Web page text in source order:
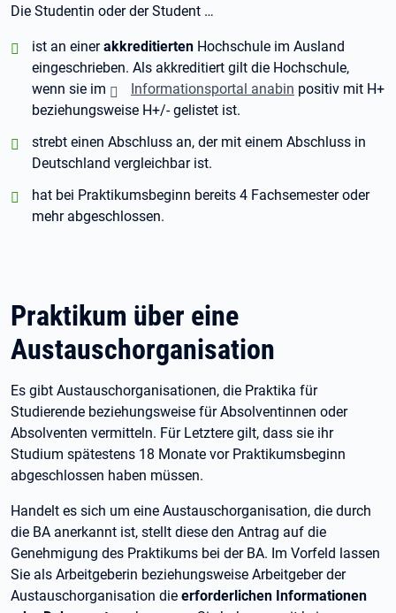
Die Studentin oder der Student …
positiv:
ist an einerakkreditierten Hochschule im Ausland
eingeschrieben. Als akkreditiert gilt die Hochschule,
wenn sie im
Informationsportal anabin positiv mit H+
beziehungsweise H+/- gelistet ist.
positiv:
strebt einen Abschluss an, der mit einem Abschluss in
Deutschland vergleichbar ist.
positiv:
hat bei Praktikumsbeginn bereits 4 Fachsemester oder
mehr abgeschlossen.
Praktikum über eine
Austauschorganisation
Es gibt Austauschorganisationen, die Praktika für
Studierende beziehungsweise für Absolventinnen oder
Absolventen vermitteln. Für Letztere gilt, dass sie ihr
Studium spätestens 18 Monate vor Praktikumsbeginn
abgeschlossen haben müssen.
Handelt es sich um eine Austauschorganisation, die durch
die BA anerkannt ist, stellt diese den Antrag auf die
Genehmigung des Praktikums bei der BA. Im Vorfeld lassen
Sie als Arbeitgeberin beziehungsweise Arbeitgeber der
Austauschorganisation die erforderlichen Informationen